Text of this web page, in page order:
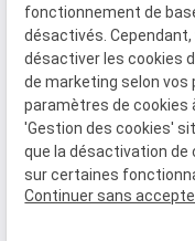
La SARL NORD
cofinancée par
21 000 € de fonds
d'ACQUISITION
fonctionnement de
désactivés.
désactiver les cookies
de marketing selon vos
paramètres de cookies
'Gestion des cookies'
que la désactivation
sur certaines
Continuer sans